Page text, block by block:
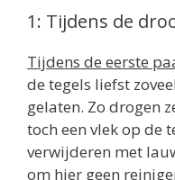
1: Tijdens de
Tijdens de eerste
de tegels liefst
gelaten. Zo drogen
toch een vlek op de
verwijderen met
om hier geen